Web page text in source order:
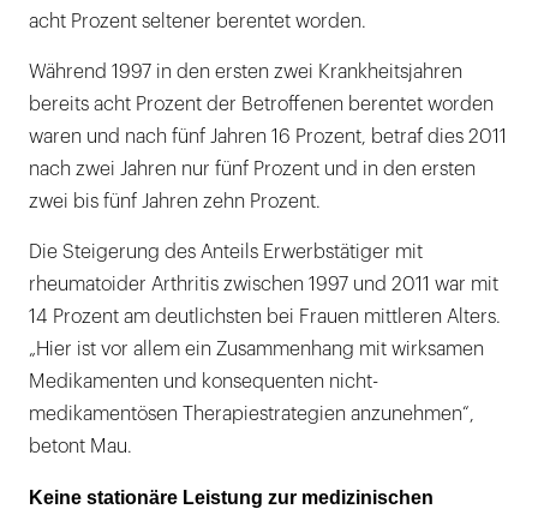
acht Prozent seltener berentet worden.
Während 1997 in den ersten zwei Krankheitsjahren
bereits acht Prozent der Betroffenen berentet worden
waren und nach fünf Jahren 16 Prozent, betraf dies 2011
nach zwei Jahren nur fünf Prozent und in den ersten
zwei bis fünf Jahren zehn Prozent.
Die Steigerung des Anteils Erwerbstätiger mit
rheumatoider Arthritis zwischen 1997 und 2011 war mit
14 Prozent am deutlichsten bei Frauen mittleren Alters.
„Hier ist vor allem ein Zusammenhang mit wirksamen
Medikamenten und konsequenten nicht-
medikamentösen Therapiestrategien anzunehmen“,
betont Mau.
Keine stationäre Leistung zur medizinischen